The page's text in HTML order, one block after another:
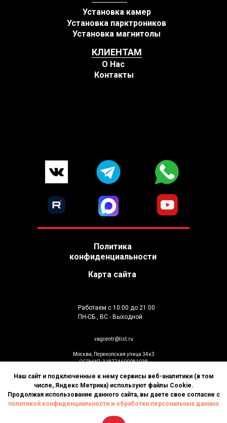
КЛИЕНТАМ
Москва, Перекопская улица 34к3
ОГРНИП: 318774600081038
vagcentr@list.ru
© Установка дополнительного оборудования
2026. Все права защищены
Работаем с 10:00 до 21:00
ПН-СБ , ВС - Выходной
Политика
конфиденциальности
Карта сайта
Установка камер
О Нас
Контакты
Установка магнитолы
Установка парктроников
Наш сайт и подключенные к нему сервисы веб-аналитики (в том
числе, Яндекс Метрика) используют файлы Cookie.
Продолжая использование данного сайта, вы даете свое согласие с
политикой конфиденциальности и обработки персональных данных